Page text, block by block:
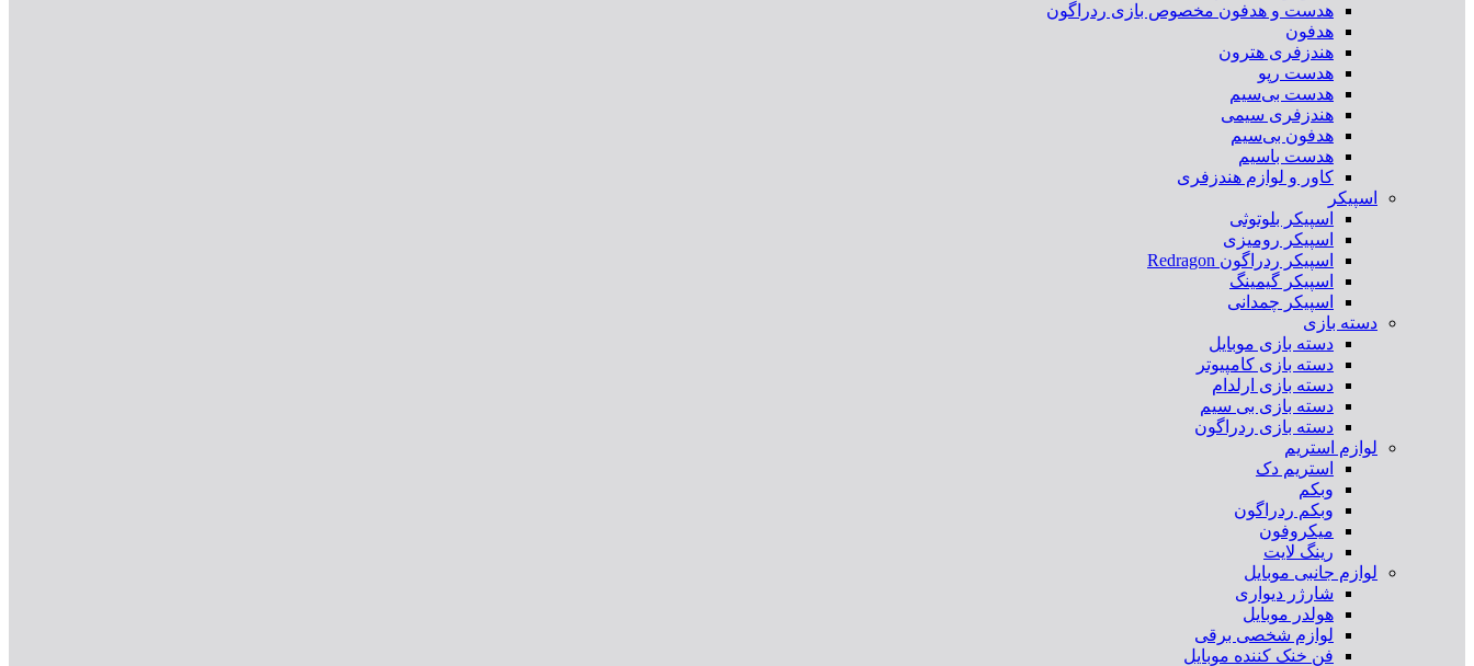
هدست و هدفون مخصوص بازی ردراگون
هدفون
هندزفری هترون
هدست رپو
هدست بی‌سیم
هندزفری سیمی
هدفون بی‌سیم
هدست باسیم
کاور و لوازم هندزفری
اسپیکر
اسپیکر بلوتوثی
اسپیکر رومیزی
اسپیکر ردراگون Redragon
اسپیکر گیمینگ
اسپیکر چمدانی
دسته بازی
دسته بازی موبایل
دسته بازی کامپیوتر
دسته بازی ارلدام
دسته بازی بی سیم
دسته بازی ردراگون
لوازم استریم
استریم دک
وبکم
وبکم ردراگون
میکروفون
رینگ لایت
لوازم جانبی موبایل
شارژر دیواری
هولدر موبایل
لوازم شخصی برقی
فن خنک کننده موبایل